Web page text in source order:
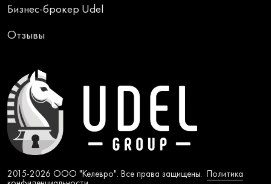
Бизнес-брокер Udel
Отзывы
2015-2026 ООО "Келевро". Все права защищены. Политика